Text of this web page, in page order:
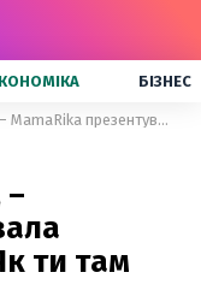
БІЗНЕС
Коли серце розбите, – MamaRika презентувала зворушливу пісню "Як ти там живеш"
ти там